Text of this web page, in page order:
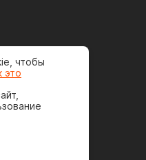
чтобы
это